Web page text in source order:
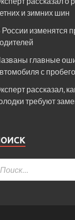
и зимних шин
России изменятся
главные
с
рассказал,
требуют